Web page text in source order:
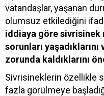
vatandaşlar, yaşanan
olumsuz etkilediğini
iddiaya göre sivrisinek
sorunları
zorunda kaldıklarını
Sivrisineklerin özellikle
fazla görülmeye